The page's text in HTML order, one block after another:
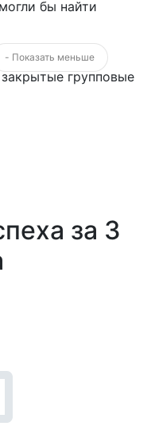
бы найти
открытые
групповые
- Показать меньше
за 3